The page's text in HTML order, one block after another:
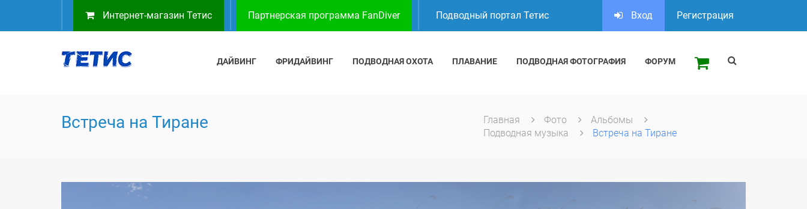
Интернет-магазин Тетис Партнерская программа FanDiver Подводный портал Тетис Вход Регистрация
ДАЙВИНГ ФРИДАЙВИНГ ПОДВОДНАЯ ОХОТА ПЛАВАНИЕ ПОДВОДНАЯ ФОТОГРАФИЯ ФОРУМ
Встреча на Тиране Главная Фото
Альбомы
Подводная музыка
Встреча на Тиране